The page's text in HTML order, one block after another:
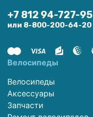
+7 812 94-727-95
или 8-800-200-64-20
Велосипеды
Велосипеды
Аксессуары
Запчасти